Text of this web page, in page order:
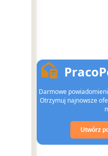
Darmowe
Otrzymuj najnowsze
Utwórz